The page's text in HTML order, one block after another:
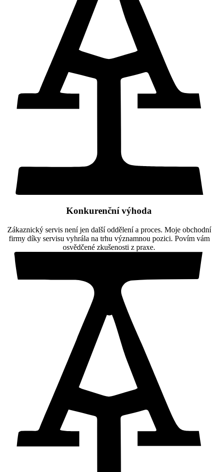
Konkurenční výhoda
Zákaznický servis není jen další oddělení a proces. Moje obchodní
firmy díky servisu vyhrála na trhu významnou pozici. Povím vám
osvědčené zkušenosti z praxe.